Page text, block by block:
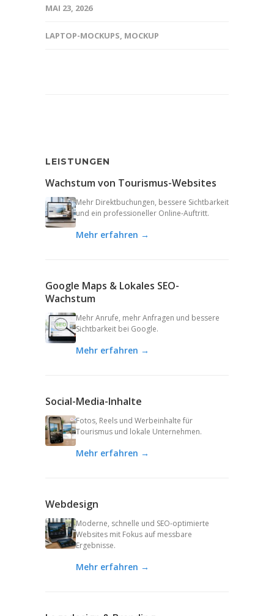
MAI 23, 2026
LAPTOP-MOCKUPS, MOCKUP
LEISTUNGEN
Wachstum von Tourismus-Websites
Mehr Direktbuchungen, bessere Sichtbarkeit
und ein professioneller Online-Auftritt.
Mehr erfahren →
Google Maps & Lokales SEO-
Wachstum
Mehr Anrufe, mehr Anfragen und bessere
Sichtbarkeit bei Google.
Mehr erfahren →
Social-Media-Inhalte
Fotos, Reels und Werbeinhalte für
Tourismus und lokale Unternehmen.
Mehr erfahren →
Webdesign
Moderne, schnelle und SEO-optimierte
Websites mit Fokus auf messbare
Ergebnisse.
Mehr erfahren →